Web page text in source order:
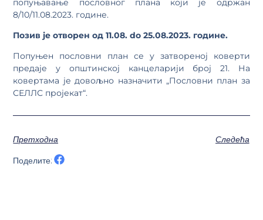
попуњавање пословног плана који је одржан
8/10/11.08.2023. године.
Позив је отворен од 11.08. do 25.08.2023. године.
Попуњен пословни план се у затвореној коверти
предаје у општинској канцеларији број 21. На
ковертама је довољно назначити „Пословни план за
СЕЛЛС пројекат“.
Претходна
Следећа
Поделите: